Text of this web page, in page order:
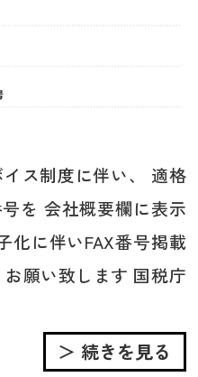
ス制度に伴い、 適格
を 会社概要欄に表示
化に伴いFAX番号掲載
願い致します 国税庁
＞ 続きを見る